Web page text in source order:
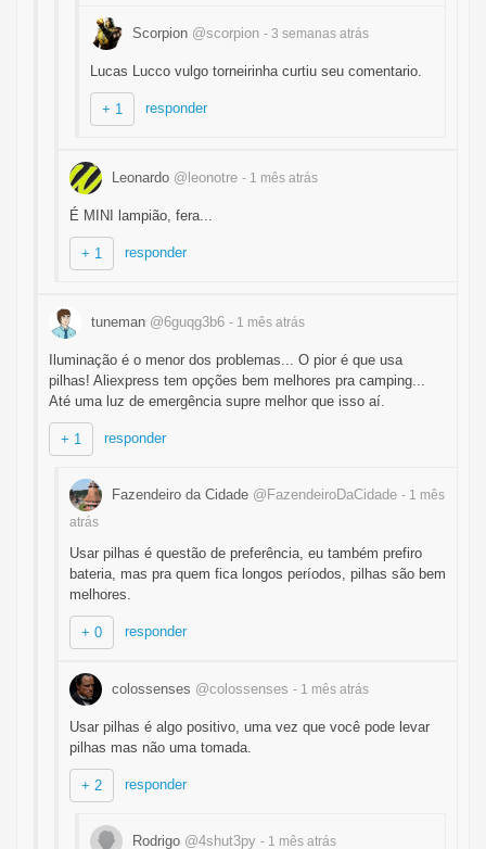
Scorpion @scorpion - 3 semanas atrás
Lucas Lucco vulgo torneirinha curtiu seu comentario.
+ 1 responder
Leonardo @leonotre - 1 mês atrás
É MINI lampião, fera...
+ 1 responder
tuneman @6guqg3b6 - 1 mês atrás
Iluminação é o menor dos problemas... O pior é que usa
pilhas! Aliexpress tem opções bem melhores pra camping...
Até uma luz de emergência supre melhor que isso aí.
+ 1 responder
Fazendeiro da Cidade @FazendeiroDaCidade - 1 mês
atrás
Usar pilhas é questão de preferência, eu também prefiro
bateria, mas pra quem fica longos períodos, pilhas são bem
melhores.
+ 0 responder
colossenses @colossenses - 1 mês atrás
Usar pilhas é algo positivo, uma vez que você pode levar
pilhas mas não uma tomada.
+ 2 responder
Rodrigo @4shut3py - 1 mês atrás